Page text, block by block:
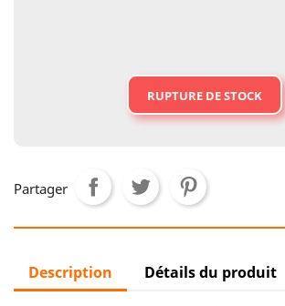
RUPTURE DE STOCK
Partager
Description Détails du produit